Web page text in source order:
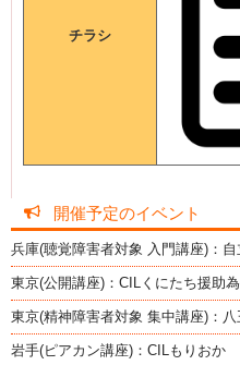
チラシ
開催予定のイベント
兵庫(聴覚障害者対象 入門講座)：
東京(公開講座)：CILくにたち援助
東京(精神障害者対象 集中講座)：
岩手(ピアカン講座)：CILもりおか